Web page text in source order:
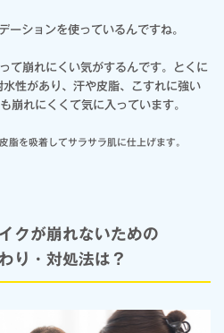
ーションを使っているんですね。
て崩れにくい気がするんです。とくに
性があり、汗や皮脂、こすれに強い
崩れにくくて気に入っています。
脂を吸着してサラサラ肌に仕上げます。
クが崩れないための
り・対処法は？